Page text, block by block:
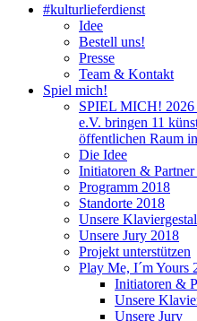
#kulturlieferdienst
Idee
Bestell uns!
Presse
Team & Kontakt
Spiel mich!
SPIEL MICH! 2026
e.V. bringen 11
öffentlichen Raum
Die Idee
Initiatoren &
Programm 2018
Standorte 2018
Unsere
Unsere Jury 2018
Projekt unterstützen
Play Me, I´m Yours
Initiatoren &
Unsere
Unsere Jury